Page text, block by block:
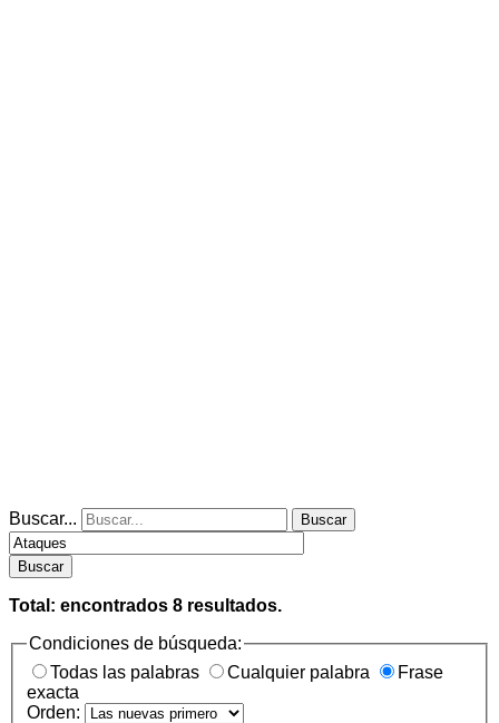
Buscar... Buscar
Buscar
Total: encontrados 8 resultados.
Condiciones de búsqueda:
Todas las palabras
Cualquier palabra
Frase
exacta
Orden: